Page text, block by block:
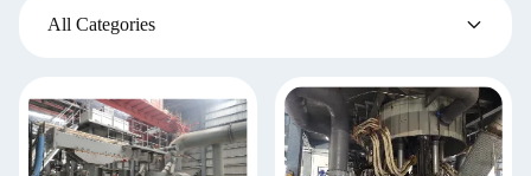
All Categories